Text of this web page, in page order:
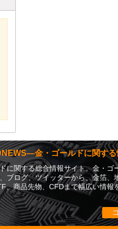
金・ゴールドに関する
に関する総合情報サイト。金・ゴ
ブログ、ツイッターから、金箔、
、商品先物、CFDまで幅広い情報